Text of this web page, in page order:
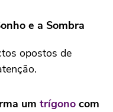
e a Sombra
opostos de
um trígono com